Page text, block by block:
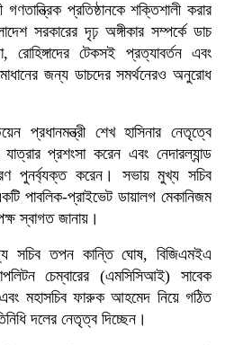
প্রতিষ্ঠানকে শক্তিশালী করার
সরকারের দৃঢ় অঙ্গীকার সম্পর্কে ডাচ
টেকসই প্রত্যাবর্তন এবং
জন্য ডাচদের সমর্থনেরও অনুরোধ
প্রধানমন্ত্রী শেখ হাসিনার নেতৃত্বে
প্রশংসা করেন এবং নেদারল্যান্ড
পুনর্ব্যক্ত করেন। সভায় মুখ্য সচিব
পাবলিক-প্রাইভেট ডায়ালগ মেকানিজম
স্বাগত জানায়।
সচিব তপন কান্তি ঘোষ, বিজিএমইএ
চেম্বারের (এমসিসিআই) সাবেক
এবং মহাসচিব ফারুক আহমেদ নিয়ে গঠিত
দলের নেতৃত্ব দিচ্ছেন।